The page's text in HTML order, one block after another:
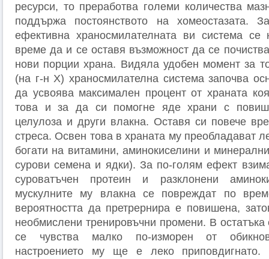
ресурси, то преработва големи количества
поддържа постоянството на хомеостазата.
ефективна храносмилателната ви система
време да и се оставя възможност да се
нови порции храна. Видяла удобен момент за
(на г-н Х) храносмилателна система започва
да усвоява максимален процент от храната
това и за да си помогне яде храни с
целулоза и други влакна. Оставя си повече
стреса. Освен това в храната му преобладават
богати на витамини, аминокиселини и
сурови семена и ядки). За по-голям ефект
суроватъчен протеин и разклонени
мускулните му влакна се повреждат по
вероятността да претрернира е повишена,
необмислени тренировъчни промени. В
се чувства малко по-изморен от
настроението му ще е леко приповдигнато.